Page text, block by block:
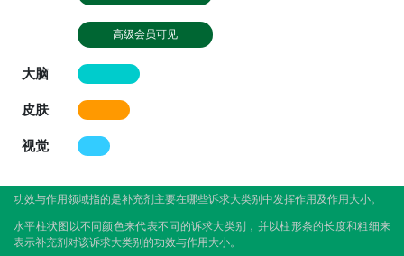
高级会员可见
大脑
皮肤
视觉
功效与作用领域指的是补充剂主要在哪些诉求大类别中发挥作用及作用大小。
水平柱状图以不同颜色来代表不同的诉求大类别，并以柱形条的长度和粗细来
表示补充剂对该诉求大类别的功效与作用大小。